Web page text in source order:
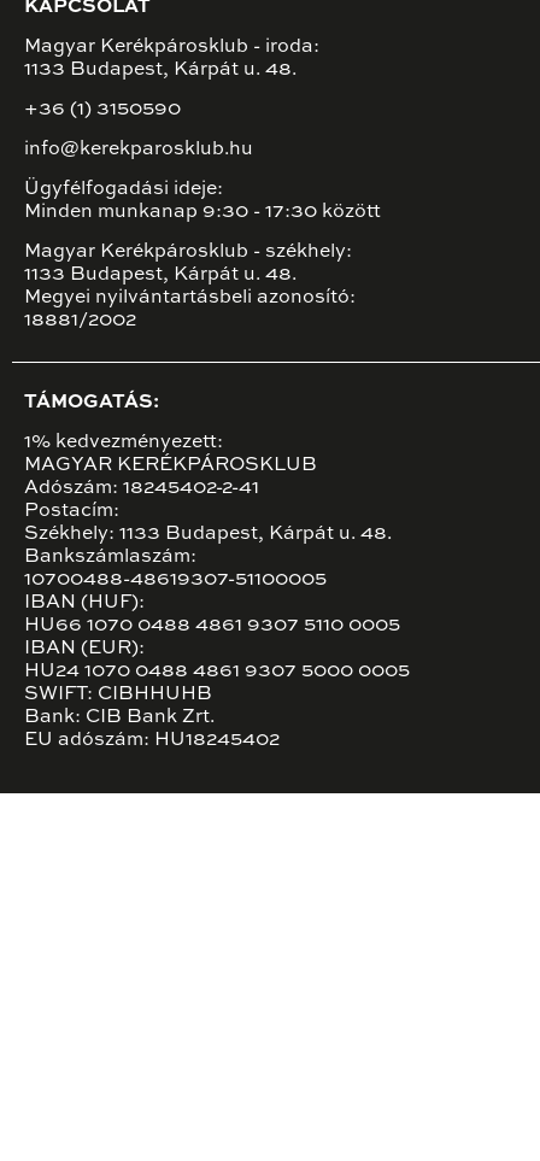
KAPCSOLAT
Magyar Kerékpárosklub - iroda:
1133 Budapest, Kárpát u. 48.
+36 (1) 3150590
info@kerekparosklub.hu
Ügyfélfogadási ideje:
Minden munkanap 9:30 - 17:30 között
Magyar Kerékpárosklub - székhely:
1133 Budapest, Kárpát u. 48.
Megyei nyilvántartásbeli azonosító:
18881/2002
TÁMOGATÁS:
1% kedvezményezett:
MAGYAR KERÉKPÁROSKLUB
Adószám: 18245402-2-41
Postacím:
Székhely: 1133 Budapest, Kárpát u. 48.
Bankszámlaszám:
10700488-48619307-51100005
IBAN (HUF):
HU66 1070 0488 4861 9307 5110 0005
IBAN (EUR):
HU24 1070 0488 4861 9307 5000 0005
SWIFT: CIBHHUHB
Bank: CIB Bank Zrt.
EU adószám: HU18245402